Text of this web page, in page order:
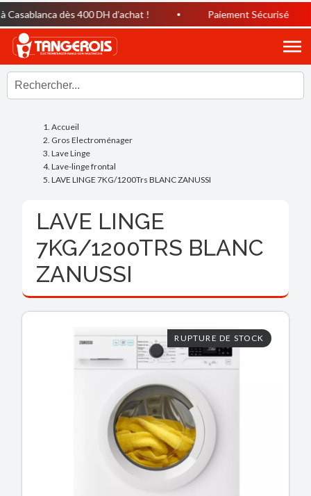
dès 400 DH d’achat ! Paiement Sécurisé
Accueil
Gros Electroménager
Lave Linge
Lave-linge frontal
LAVE LINGE 7KG/1200Trs BLANC ZANUSSI
LAVE LINGE
7KG/1200TRS BLANC
ZANUSSI
RUPTURE DE STOCK